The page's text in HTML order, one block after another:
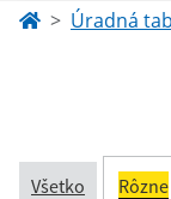
Úradná
Všetko Rôzne